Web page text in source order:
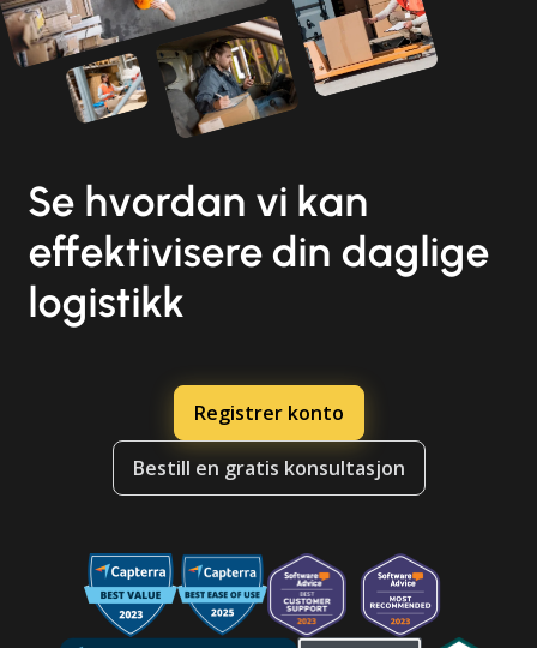
Se hvordan vi kan
effektivisere din daglige
logistikk
Registrer konto
Bestill en gratis konsultasjon